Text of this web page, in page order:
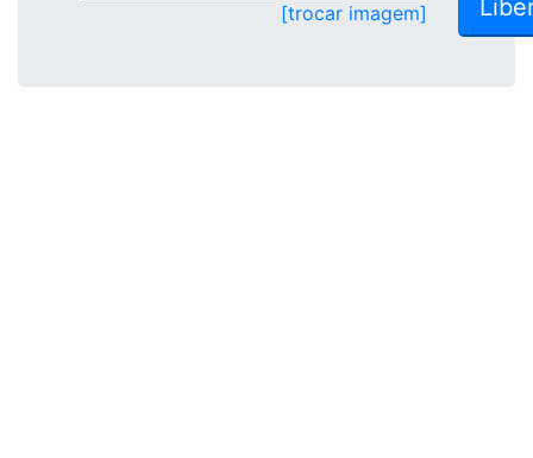
[trocar imagem]